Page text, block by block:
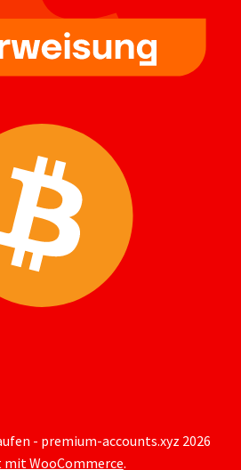
- premium-accounts.xyz 2026
WooCommerce.